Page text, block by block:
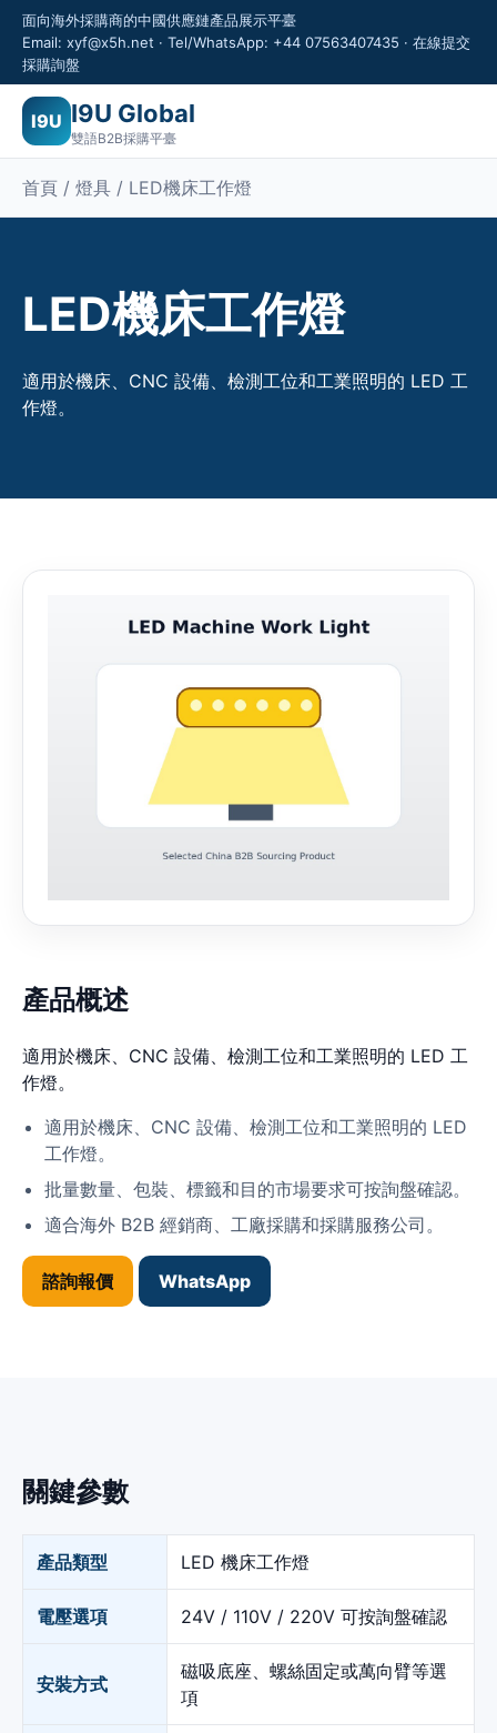
面向海外採購商的中國供應鏈產品展示平臺
Email: xyf@x5h.net · Tel/WhatsApp: +44 07563407435 · 在線提交
採購詢盤
I9U I9U Global
雙語B2B採購平臺
首頁 / 燈具 / LED機床工作燈
LED機床工作燈
適用於機床、CNC 設備、檢測工位和工業照明的 LED 工
作燈。
產品概述
適用於機床、CNC 設備、檢測工位和工業照明的 LED 工
作燈。
適用於機床、CNC 設備、檢測工位和工業照明的 LED
工作燈。
批量數量、包裝、標籤和目的市場要求可按詢盤確認。
適合海外 B2B 經銷商、工廠採購和採購服務公司。
諮詢報價 WhatsApp
關鍵參數
產品類型 LED 機床工作燈
電壓選項 24V / 110V / 220V 可按詢盤確認
安裝方式
磁吸底座、螺絲固定或萬向臂等選
項